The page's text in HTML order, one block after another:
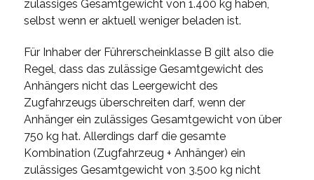
zulässiges Gesamtgewicht von 1.400 kg haben,
selbst wenn er aktuell weniger beladen ist.
Für Inhaber der Führerscheinklasse B gilt also die
Regel, dass das zulässige Gesamtgewicht des
Anhängers nicht das Leergewicht des
Zugfahrzeugs überschreiten darf, wenn der
Anhänger ein zulässiges Gesamtgewicht von über
750 kg hat. Allerdings darf die gesamte
Kombination (Zugfahrzeug + Anhänger) ein
zulässiges Gesamtgewicht von 3.500 kg nicht